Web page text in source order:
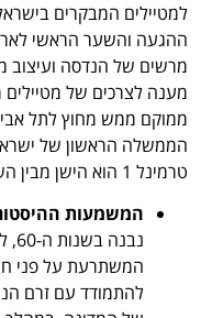
למטיילים המבקרים
ההגעה והשער הראשי
מרשים של הנדסה ועיצוב
מענה לצרכים של מטיילים
ממוקם ממש מחוץ לתל
הממשלה הראשון של
טרמינל 1 הוא הישן מבין השניים.
המשמעות
המשתרעת על פני
להתמודד עם זרם